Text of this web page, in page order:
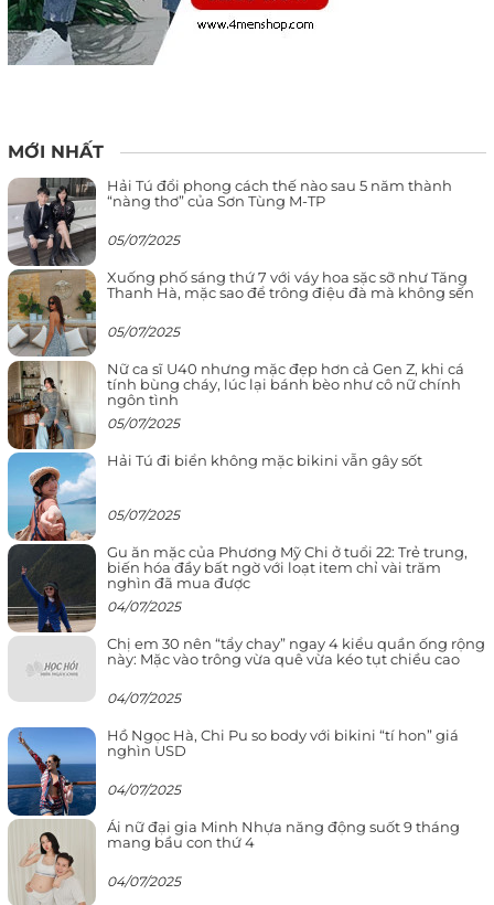
MỚI NHẤT
Hải Tú đổi phong cách thế nào sau 5 năm thành
“nàng thơ” của Sơn Tùng M-TP
05/07/2025
Xuống phố sáng thứ 7 với váy hoa sặc sỡ như Tăng
Thanh Hà, mặc sao để trông điệu đà mà không sến
05/07/2025
Nữ ca sĩ U40 nhưng mặc đẹp hơn cả Gen Z, khi cá
tính bùng cháy, lúc lại bánh bèo như cô nữ chính
ngôn tình
05/07/2025
Hải Tú đi biển không mặc bikini vẫn gây sốt
05/07/2025
Gu ăn mặc của Phương Mỹ Chi ở tuổi 22: Trẻ trung,
biến hóa đầy bất ngờ với loạt item chỉ vài trăm
nghìn đã mua được
04/07/2025
Chị em 30 nên “tẩy chay” ngay 4 kiểu quần ống rộng
này: Mặc vào trông vừa quê vừa kéo tụt chiều cao
04/07/2025
Hồ Ngọc Hà, Chi Pu so body với bikini “tí hon” giá
nghìn USD
04/07/2025
Ái nữ đại gia Minh Nhựa năng động suốt 9 tháng
mang bầu con thứ 4
04/07/2025